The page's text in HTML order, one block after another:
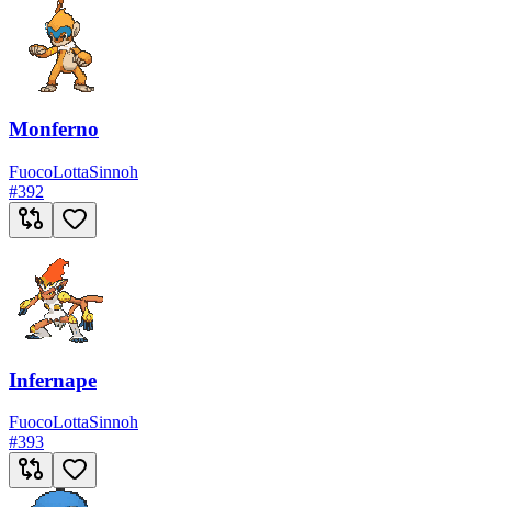
Monferno
FuocoLottaSinnoh
#392
Infernape
FuocoLottaSinnoh
#393